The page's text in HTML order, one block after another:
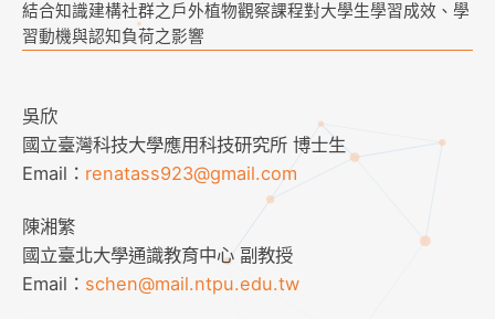
結合知識建構社群之戶外植物觀察課程對大學生學習成效、學
習動機與認知負荷之影響
吳欣
國立臺灣科技大學應用科技研究所 博士生
Email： renatass923@gmail.com
陳湘繁
國立臺北大學通識教育中心 副教授
Email： schen@mail.ntpu.edu.tw